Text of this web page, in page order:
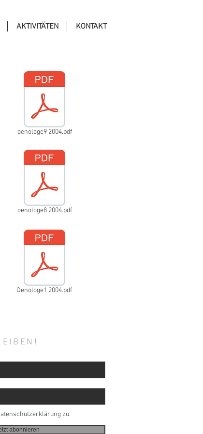
AKTIVITÄTEN KONTAKT
oenologe9 2004.pdf
oenologe8 2004.pdf
Oenologe1 2004.pdf
zu.
abonnieren